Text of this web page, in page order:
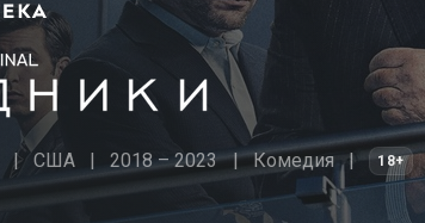
США 2018 – 2023 Комедия 18+